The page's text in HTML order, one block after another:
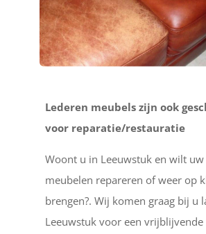
Lederen meubels zijn ook
voor reparatie/restauratie
Woont u in Leeuwstuk en wilt uw
meubelen repareren of weer op
brengen?. Wij komen graag bij u
Leeuwstuk voor een